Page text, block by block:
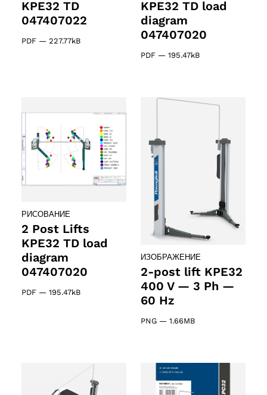
KPE32 TD
047407022
PDF — 227.77kB
KPE32 TD load
diagram
047407020
PDF — 195.47kB
РИСОВАНИЕ
2 Post Lifts
KPE32 TD load
diagram
047407020
PDF — 195.47kB
ИЗОБРАЖЕНИЕ
2-post lift KPE32
400 V — 3 Ph —
60 Hz
PNG — 1.66MB